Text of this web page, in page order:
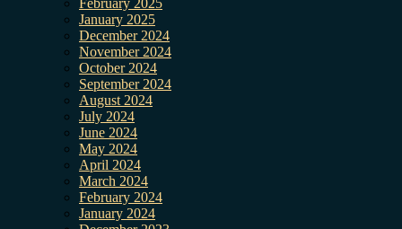
February 2025
January 2025
December 2024
November 2024
October 2024
September 2024
August 2024
July 2024
June 2024
May 2024
April 2024
March 2024
February 2024
January 2024